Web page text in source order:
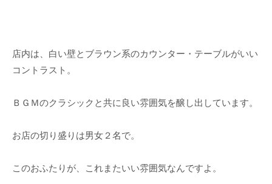
店内は、白い壁とブラウン系のカウンター・テーブルがいい
コントラスト。
ＢＧＭのクラシックと共に良い雰囲気を醸し出しています。
お店の切り盛りは男女２名で。
このおふたりが、これまたいい雰囲気なんですよ。